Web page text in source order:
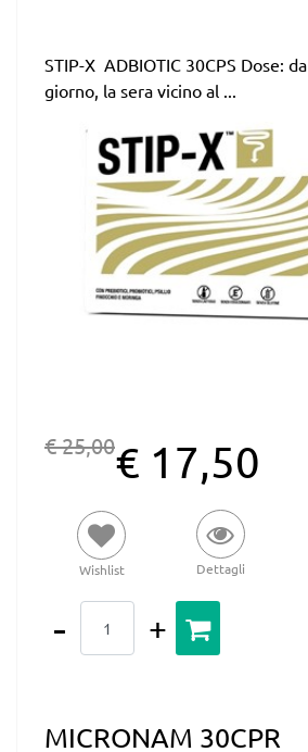
STIP-X ADBIOTIC 30CPS Dose:
giorno, la sera vicino al ...
€ 25,00€ 17,50
Wishlist Dettagli
MICRONAM 30CPR